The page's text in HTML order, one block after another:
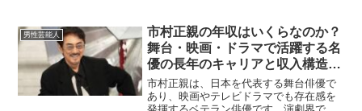
出演料が積み上がりやすく、年によって
作品の本数や舞台の稼働で...
男性芸能人
市村正親の年収はいくらなのか？
舞台・映画・ドラマで活躍する名
優の長年のキャリアと収入構造を
徹底分析
市村正親は、日本を代表する舞台俳優で
あり、映画やテレビドラマでも存在感を